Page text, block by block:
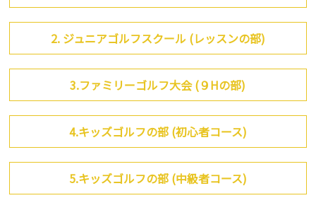
2. ジュニアゴルフスクール (レッスンの部)
3.ファミリーゴルフ大会 (９Hの部)
4.キッズゴルフの部 (初心者コース)
5.キッズゴルフの部 (中級者コース)